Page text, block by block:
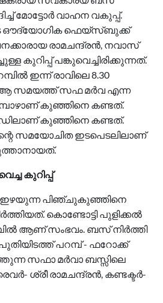
മോട്ടോര്‍ വാഹന വകുപ്പ്.
ഔദ്യോഗിക ഫെയ്സ്ബുക്ക്
രാമചന്ദ്രന്‍, നവാസ്
കുറിപ്പ് പങ്കുവെച്ചിരിക്കുന്നത്.
ഇന്ന് രാവിലെ 8.30
ആ സമയത്ത് സഫ മര്‍വ എന്ന
കുഞ്ഞിനെ കണ്ടത്.
കുഞ്ഞിനെ കണ്ടത്.
സമയോചിത ഇടപെടലിലാണ്
കുറിപ്പ്
ഇഴയുന്ന പിഞ്ചുകുഞ്ഞിനെ
കൊണ്ടോട്ടി പുളിക്കല്‍
ആണ് സംഭവം. ബസ് നിര്‍ത്തി
പറമ്പ് - ഫറോക്ക്
സഫാ മര്‍വാ ബസ്സിലെ
ശ്രീ രാമചന്ദ്രന്‍, കണ്ടക്ടര്‍-